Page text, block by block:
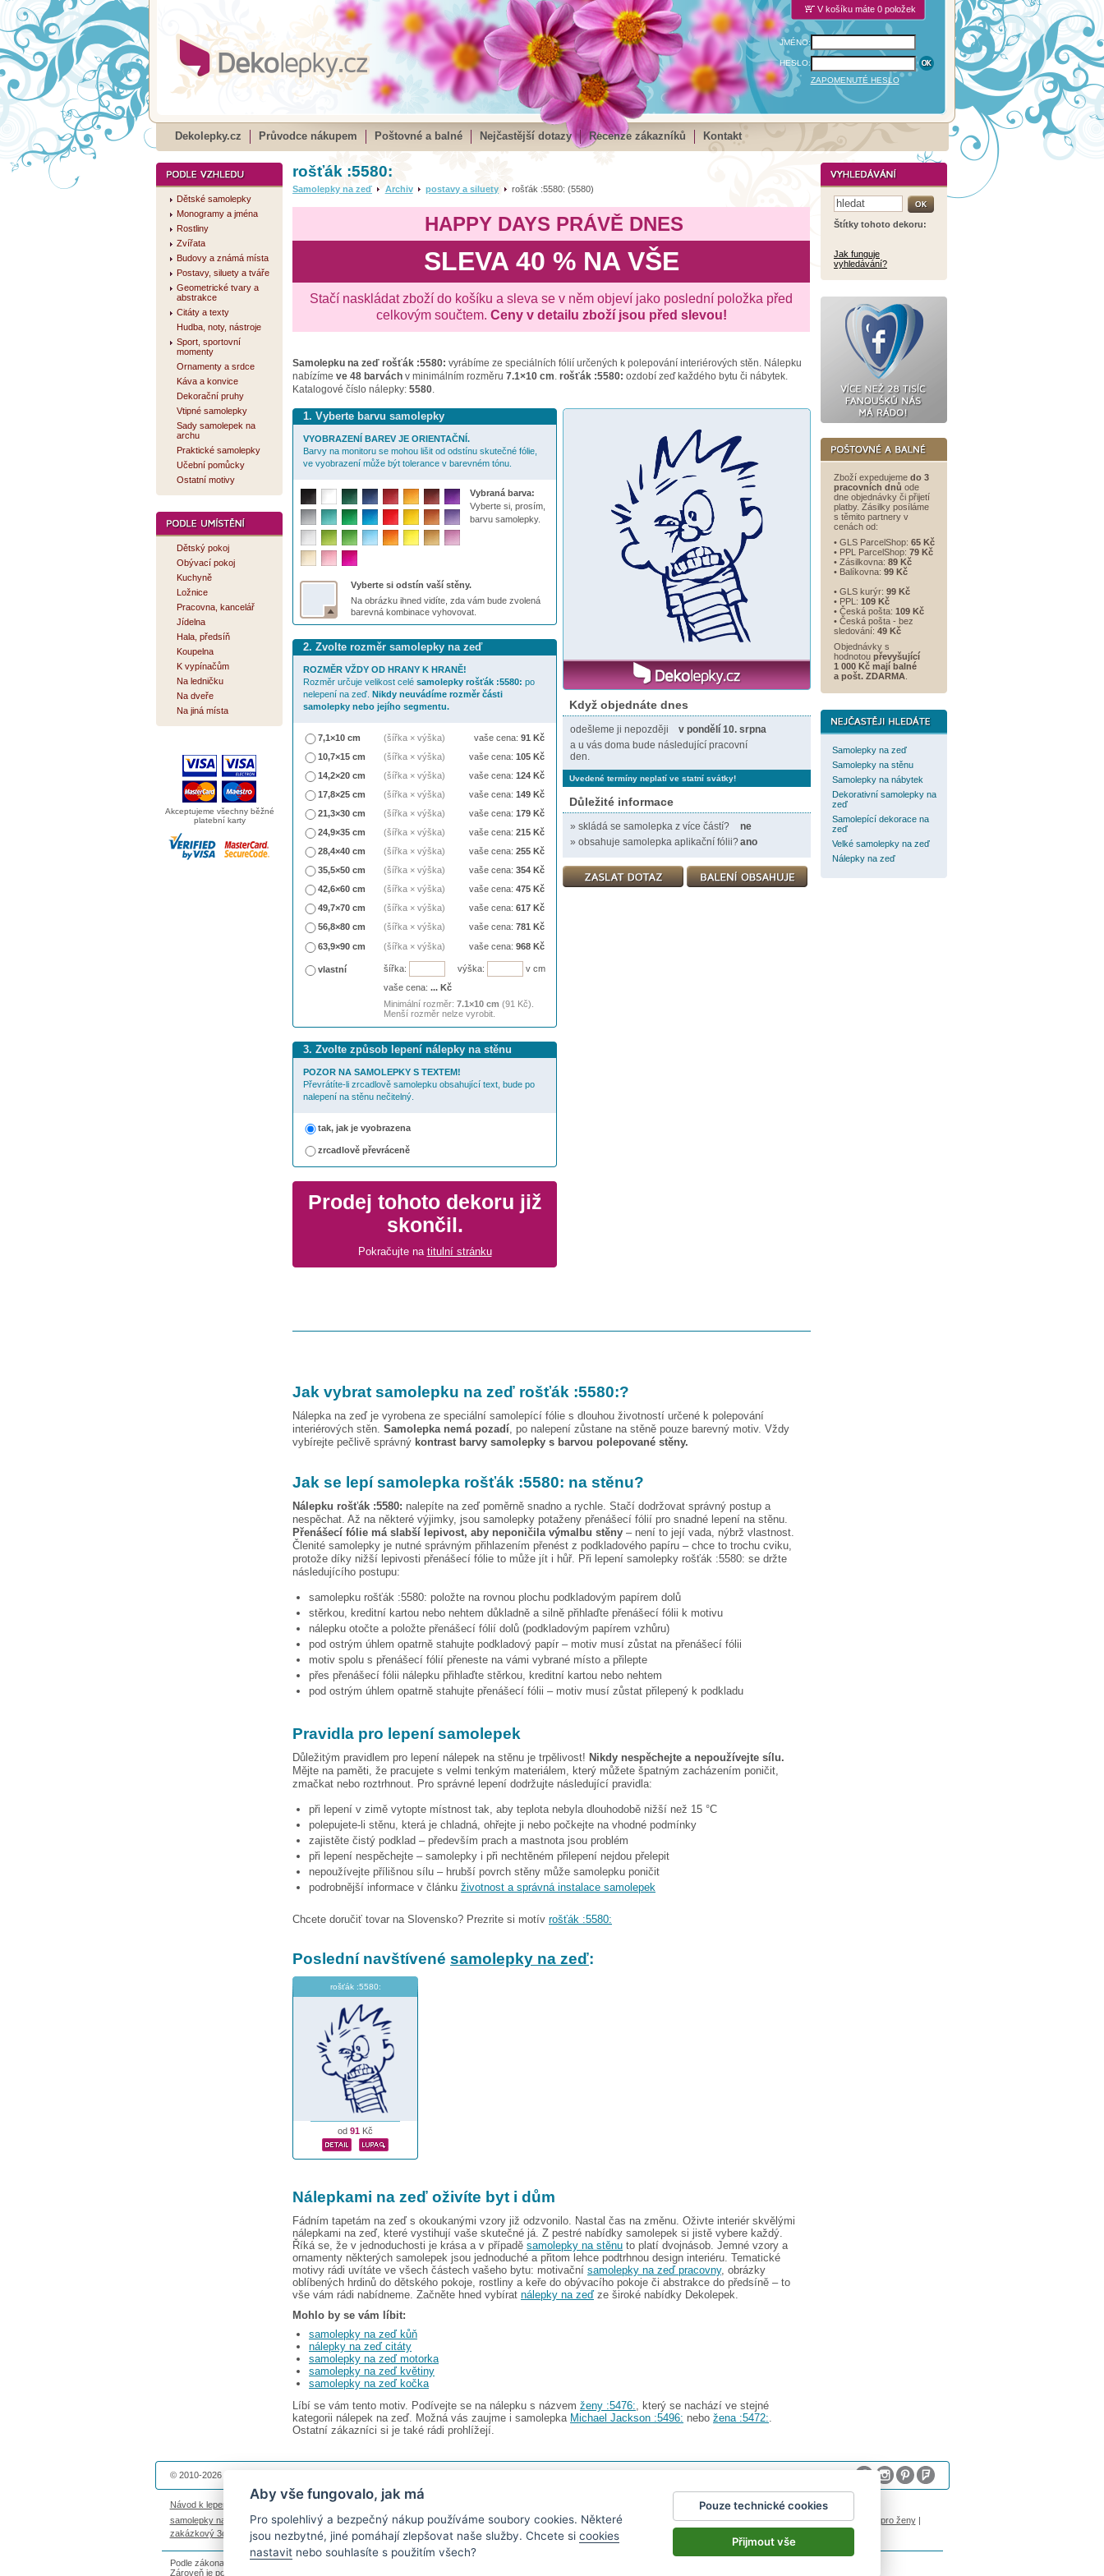
V košíku máte 0 položek
JMÉNO:
HESLO:
ZAPOMENUTÉ HESLO
Dekolepky.cz Průvodce nákupem Poštovné a balné Nejčastější dotazy Recenze zákazníků Kontakt
Dětské samolepky
Monogramy a jména
Rostliny
Zvířata
Budovy a známá místa
Postavy, siluety a tváře
Geometrické tvary a
abstrakce
Citáty a texty
Hudba, noty, nástroje
Sport, sportovní
momenty
Ornamenty a srdce
Káva a konvice
Dekorační pruhy
Vtipné samolepky
Sady samolepek na
archu
Praktické samolepky
Učební pomůcky
Ostatní motivy
Dětský pokoj
Obývací pokoj
Kuchyně
Ložnice
Pracovna, kancelář
Jídelna
Hala, předsíň
Koupelna
K vypínačům
Na ledničku
Na dveře
Na jiná místa
Akceptujeme všechny běžné
platební karty
rošťák :5580:
Samolepky na zeď Archiv postavy a siluety rošťák :5580: (5580)
HAPPY DAYS PRÁVĚ DNES
SLEVA 40 % NA VŠE
Stačí naskládat zboží do košíku a sleva se v něm objeví jako poslední položka před
celkovým součtem. Ceny v detailu zboží jsou před slevou!
Samolepku na zeď rošťák :5580: vyrábíme ze speciálních fólií určených k polepování interiérových stěn. Nálepku
nabízíme ve 48 barvách v minimálním rozměru 7.1×10 cm. rošťák :5580: ozdobí zeď každého bytu či nábytek.
Katalogové číslo nálepky: 5580.
Když objednáte dnes
odešleme ji nepozději
v pondělí 10. srpna
a u vás doma bude následující pracovní
den.
Uvedené termíny neplatí ve statní svátky!
Důležité informace
» skládá se samolepka z více částí?
ne
» obsahuje samolepka aplikační fólii?ano
1. Vyberte barvu samolepky
VYOBRAZENÍ BAREV JE ORIENTAČNÍ.
Barvy na monitoru se mohou lišit od odstínu skutečné fólie,
ve vyobrazení může být tolerance v barevném tónu.
Vybraná barva:
Vyberte si, prosím,
barvu samolepky.
Vyberte si odstín vaší stěny.
Na obrázku ihned vidíte, zda vám bude zvolená
barevná kombinace vyhovovat.
2. Zvolte rozměr samolepky na zeď
ROZMĚR VŽDY OD HRANY K HRANĚ!
Rozměr určuje velikost celé samolepky rošťák :5580: po
nelepení na zeď. Nikdy neuvádíme rozměr části
samolepky nebo jejího segmentu.
7,1×10 cm (šířka × výška) vaše cena: 91 Kč
10,7×15 cm
(šířka × výška) vaše cena: 105 Kč
14,2×20 cm
(šířka × výška) vaše cena: 124 Kč
17,8×25 cm
(šířka × výška) vaše cena: 149 Kč
21,3×30 cm
(šířka × výška) vaše cena: 179 Kč
24,9×35 cm
(šířka × výška) vaše cena: 215 Kč
28,4×40 cm
(šířka × výška) vaše cena: 255 Kč
35,5×50 cm
(šířka × výška) vaše cena: 354 Kč
42,6×60 cm
(šířka × výška) vaše cena: 475 Kč
49,7×70 cm
(šířka × výška) vaše cena: 617 Kč
56,8×80 cm
(šířka × výška) vaše cena: 781 Kč
63,9×90 cm
(šířka × výška) vaše cena: 968 Kč
vlastní šířka: výška:
v cm
vaše cena: ... Kč
Minimální rozměr: 7.1×10 cm (91 Kč).
Menší rozměr nelze vyrobit.
3. Zvolte způsob lepení nálepky na stěnu
POZOR NA SAMOLEPKY S TEXTEM!
Převrátíte-li zrcadlově samolepku obsahující text, bude po
nalepení na stěnu nečitelný.
tak, jak je vyobrazena
zrcadlově převráceně
Prodej tohoto dekoru již
skončil.
Pokračujte na titulní stránku
Jak vybrat samolepku na zeď rošťák :5580:?
Nálepka na zeď je vyrobena ze speciální samolepící fólie s dlouhou životností určené k polepování
interiérových stěn. Samolepka nemá pozadí , po nalepení zůstane na stěně pouze barevný motiv. Vždy
vybírejte pečlivě správný kontrast barvy samolepky s barvou polepované stěny.
Jak se lepí samolepka rošťák :5580: na stěnu?
Nálepku rošťák :5580: nalepíte na zeď poměrně snadno a rychle. Stačí dodržovat správný postup a
nespěchat. Až na některé výjimky, jsou samolepky potaženy přenášecí fólií pro snadné lepení na stěnu.
Přenášecí fólie má slabší lepivost, aby neponičila výmalbu stěny – není to její vada, nýbrž vlastnost.
Členité samolepky je nutné správným přihlazením přenést z podkladového papíru – chce to trochu cviku,
protože díky nižší lepivosti přenášecí fólie to může jít i hůř. Při lepení samolepky rošťák :5580: se držte
následujícího postupu:
samolepku rošťák :5580: položte na rovnou plochu podkladovým papírem dolů
stěrkou, kreditní kartou nebo nehtem důkladně a silně přihlaďte přenášecí fólii k motivu
nálepku otočte a položte přenášecí fólií dolů (podkladovým papírem vzhůru)
pod ostrým úhlem opatrně stahujte podkladový papír – motiv musí zůstat na přenášecí fólii
motiv spolu s přenášecí fólií přeneste na vámi vybrané místo a přilepte
přes přenášecí fólii nálepku přihlaďte stěrkou, kreditní kartou nebo nehtem
pod ostrým úhlem opatrně stahujte přenášecí fólii – motiv musí zůstat přilepený k podkladu
Pravidla pro lepení samolepek
Důležitým pravidlem pro lepení nálepek na stěnu je trpělivost! Nikdy nespěchejte a nepoužívejte sílu.
Mějte na paměti, že pracujete s velmi tenkým materiálem, který můžete špatným zacházením poničit,
zmačkat nebo roztrhnout. Pro správné lepení dodržujte následující pravidla:
při lepení v zimě vytopte místnost tak, aby teplota nebyla dlouhodobě nižší než 15 °C
polepujete-li stěnu, která je chladná, ohřejte ji nebo počkejte na vhodné podmínky
zajistěte čistý podklad – především prach a mastnota jsou problém
při lepení nespěchejte – samolepky i při nechtěném přilepení nejdou přelepit
nepoužívejte přílišnou sílu – hrubší povrch stěny může samolepku poničit
podrobnější informace v článku životnost a správná instalace samolepek
Chcete doručiť tovar na Slovensko? Prezrite si motív rošťák :5580:
Poslední navštívené samolepky na zeď:
rošťák :5580:
od 91 Kč
Nálepkami na zeď oživíte byt i dům
Fádním tapetám na zeď s okoukanými vzory již odzvonilo. Nastal čas na změnu. Oživte interiér skvělými
nálepkami na zeď, které vystihují vaše skutečné já. Z pestré nabídky samolepek si jistě vybere každý.
Říká se, že v jednoduchosti je krása a v případě samolepky na stěnu to platí dvojnásob. Jemné vzory a
ornamenty některých samolepek jsou jednoduché a přitom lehce podtrhnou design interiéru. Tematické
motivy rádi uvítáte ve všech částech vašeho bytu: motivační samolepky na zeď pracovny, obrázky
oblíbených hrdinů do dětského pokoje, rostliny a keře do obývacího pokoje či abstrakce do předsíně – to
vše vám rádi nabídneme. Začněte hned vybírat nálepky na zeďze široké nabídky Dekolepek.
Mohlo by se vám líbit:
samolepky na zeď kůň
nálepky na zeď citáty
samolepky na zeď motorka
samolepky na zeď květiny
samolepky na zeď kočka
Líbí se vám tento motiv. Podívejte se na nálepku s názvem ženy :5476: , který se nachází ve stejné
kategorii nálepek na zeď. Možná vás zaujme i samolepka Michael Jackson :5496: nebo žena :5472:
Ostatní zákazníci si je také rádi prohlížejí.
Štítky tohoto dekoru:
Jak funguje
vyhledávání?
Zboží expedujeme do 3
pracovních dnů ode
dne objednávky či přijetí
platby. Zásilky posíláme
s těmito partnery v
cenách od:
• GLS ParcelShop: 65 Kč
• PPL ParcelShop: 79 Kč
• Zásilkovna: 89 Kč
• Balíkovna: 99 Kč
• GLS kurýr: 99 Kč
• PPL: 109 Kč
• Česká pošta: 109 Kč
• Česká pošta - bez
sledování: 49 Kč
Objednávky s
hodnotou převyšující
1 000 Kč mají balné
a pošt. ZDARMA
Samolepky na zeď
Samolepky na stěnu
Samolepky na nábytek
Dekorativní samolepky na
zeď
Samolepící dekorace na
zeď
Velké samolepky na zeď
Nálepky na zeď
© 2010-2026 Dekolepky.cz provozuje
Návod k lepení Životnost samolepek na zeď Magazín |Impressum
samolepky na auto
|fotomagnetky na lednici|fotokalendáře|kühlschrank fotomagnete|foto magnesy na lodówkę samolepky dieťa v aute|logoprinty|nálepky na stenu| dárky pro ženy|
zakázkový 3d tisk
hodinový manžel česká lípa|živicové nálepky
Podle zákona o evidenci tržeb je prodávající povinen vystavit kupujícímu účtenku.
Zároveň je povinen zaevidovat přijatou tržbu u správce daně on-line; v případě technického výpadku pak nejpozději do 48 hodin.
Aby vše fungovalo, jak má
Pro spolehlivý a bezpečný nákup používáme soubory cookies. Některé
jsou nezbytné, jiné pomáhají zlepšovat naše služby. Chcete si cookies
nastavit nebo souhlasíte s použitím všech?
Pouze technické cookies
Přijmout vše